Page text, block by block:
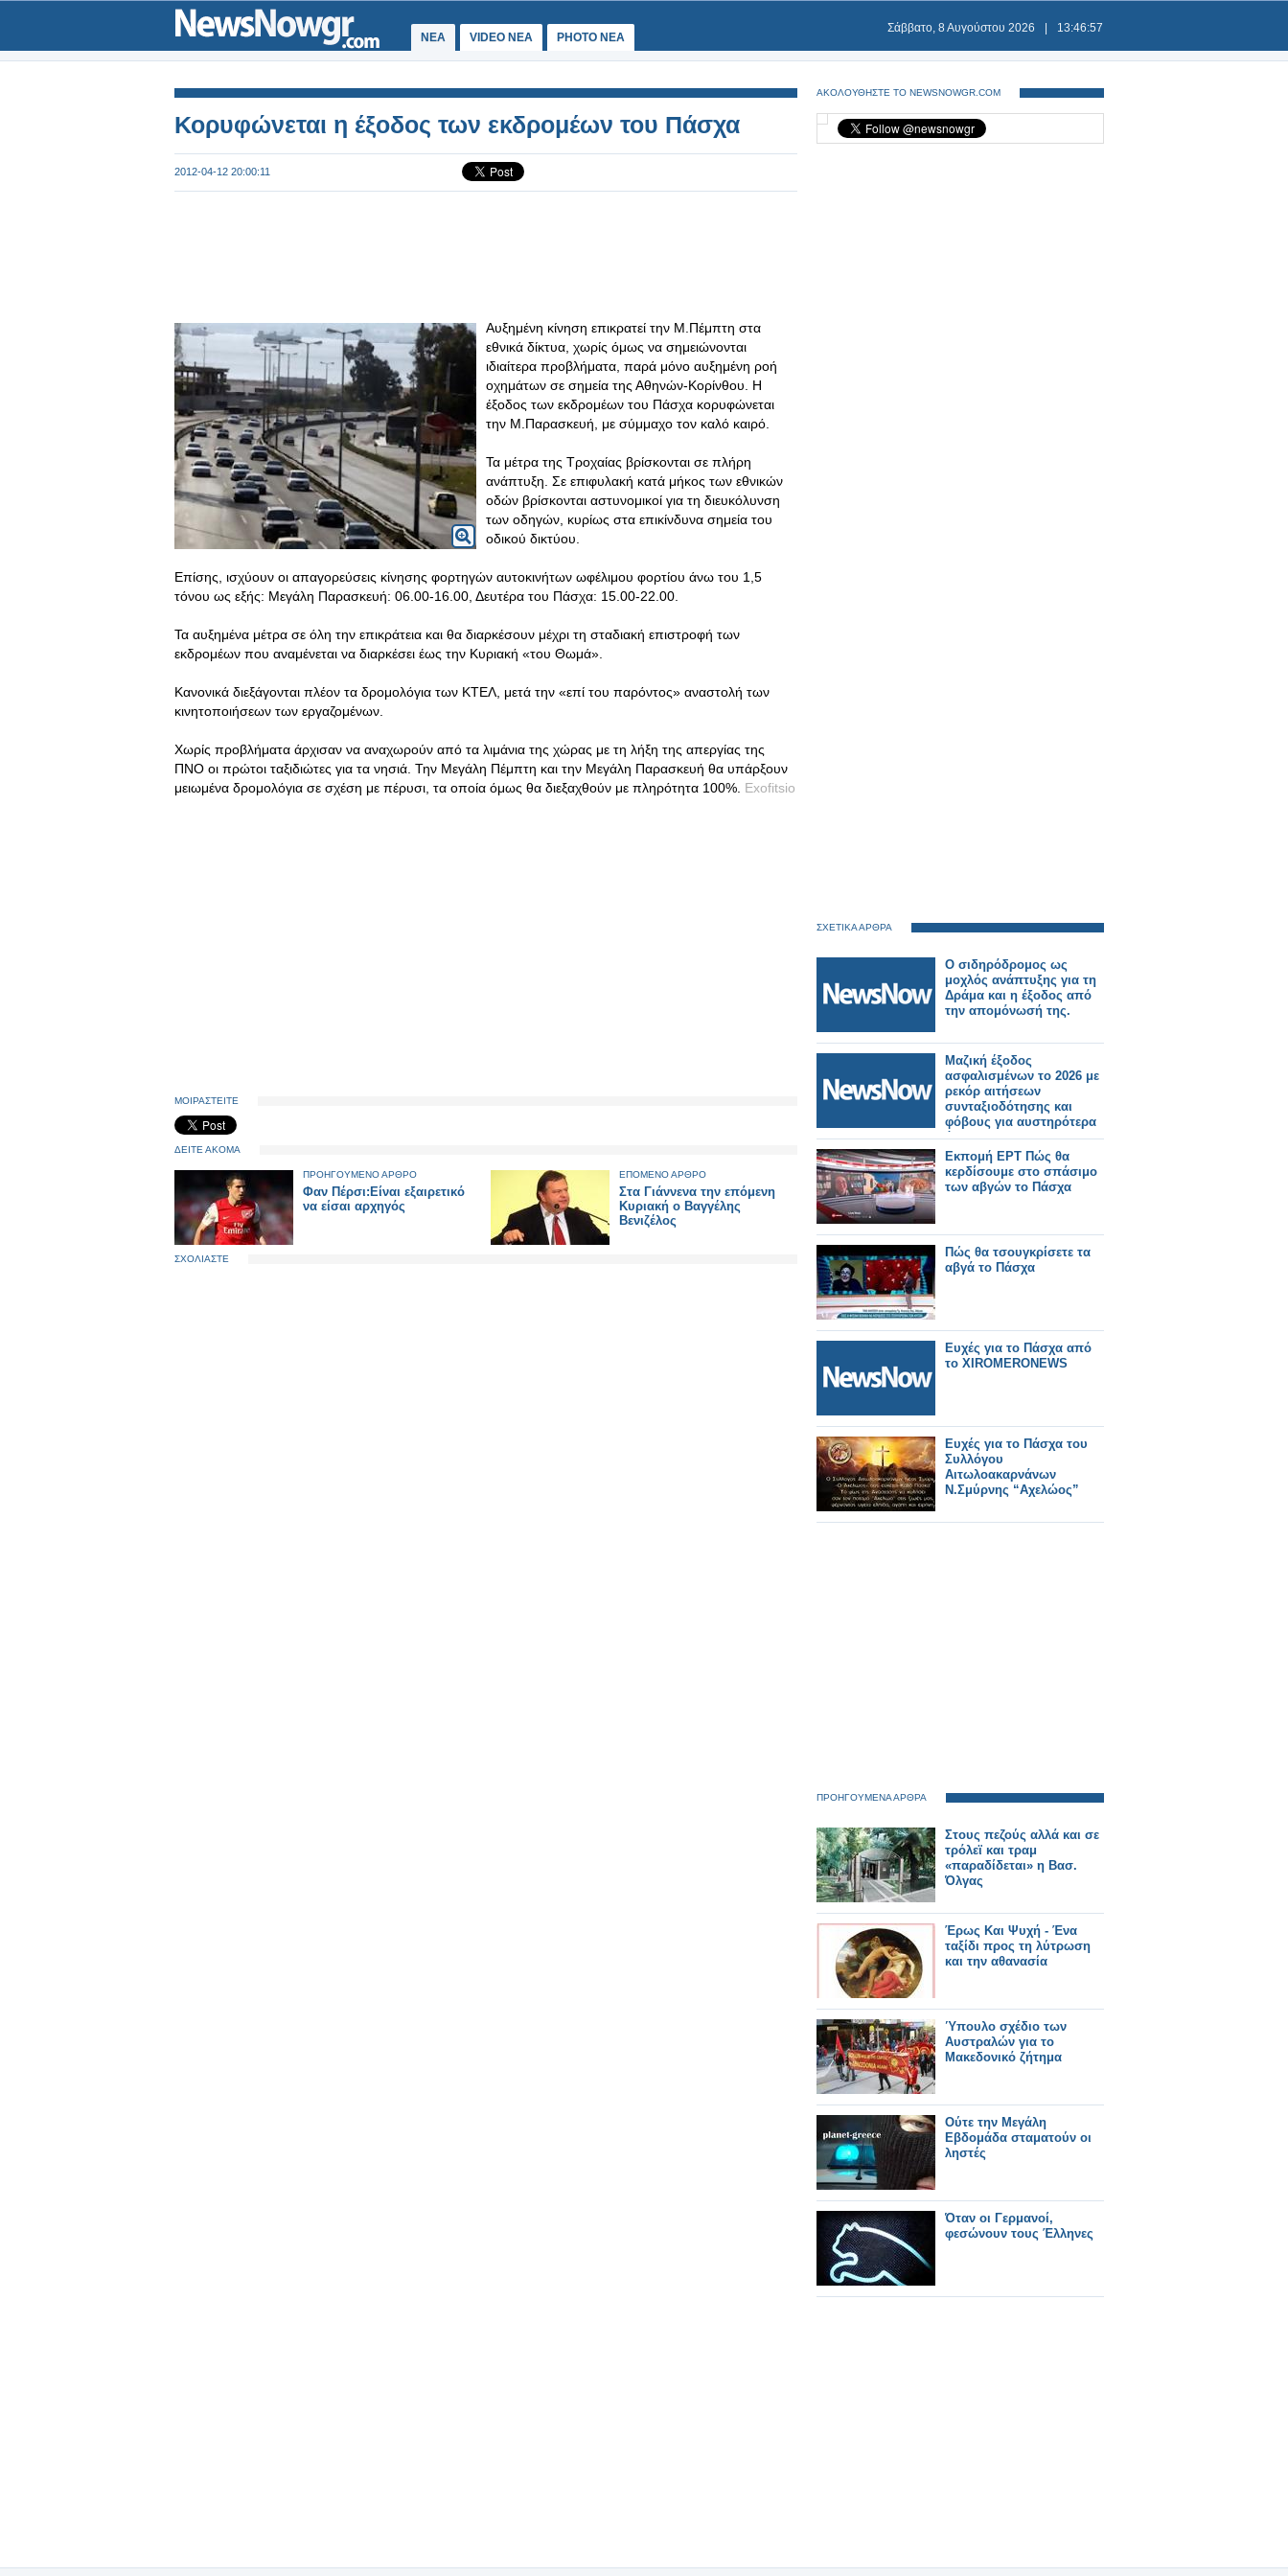
ΝΕΑ VIDEO NEA PHOTO NEA
Σάββατο, 8 Αυγούστου 2026 13:46:57
Κορυφώνεται η έξοδος των εκδρομέων του Πάσχα
2012-04-12 20:00:11
Αυξημένη κίνηση επικρατεί την Μ.Πέμπτη στα
εθνικά δίκτυα, χωρίς όμως να σημειώνονται
ιδιαίτερα προβλήματα, παρά μόνο αυξημένη ροή
οχημάτων σε σημεία της Αθηνών-Κορίνθου. Η
έξοδος των εκδρομέων του Πάσχα κορυφώνεται
την Μ.Παρασκευή, με σύμμαχο τον καλό καιρό.
Τα μέτρα της Τροχαίας βρίσκονται σε πλήρη
ανάπτυξη. Σε επιφυλακή κατά μήκος των εθνικών
οδών βρίσκονται αστυνομικοί για τη διευκόλυνση
των οδηγών, κυρίως στα επικίνδυνα σημεία του
οδικού δικτύου.
Επίσης, ισχύουν οι απαγορεύσεις κίνησης φορτηγών αυτοκινήτων ωφέλιμου φορτίου άνω του 1,5
τόνου ως εξής: Μεγάλη Παρασκευή: 06.00-16.00, Δευτέρα του Πάσχα: 15.00-22.00.
Τα αυξημένα μέτρα σε όλη την επικράτεια και θα διαρκέσουν μέχρι τη σταδιακή επιστροφή των
εκδρομέων που αναμένεται να διαρκέσει έως την Κυριακή «του Θωμά».
Κανονικά διεξάγονται πλέον τα δρομολόγια των ΚΤΕΛ, μετά την «επί του παρόντος» αναστολή των
κινητοποιήσεων των εργαζομένων.
Χωρίς προβλήματα άρχισαν να αναχωρούν από τα λιμάνια της χώρας με τη λήξη της απεργίας της
ΠΝΟ οι πρώτοι ταξιδιώτες για τα νησιά. Την Μεγάλη Πέμπτη και την Μεγάλη Παρασκευή θα υπάρξουν
μειωμένα δρομολόγια σε σχέση με πέρυσι, τα οποία όμως θα διεξαχθούν με πληρότητα 100%. Exofitsio
ΜΟΙΡΑΣΤΕΙΤΕ
ΔΕΙΤΕ ΑΚΟΜΑ
ΠΡΟΗΓΟΥΜΕΝΟ ΑΡΘΡΟ
Φαν Πέρσι:Είναι εξαιρετικό
να είσαι αρχηγός
ΕΠΟΜΕΝΟ ΑΡΘΡΟ
Στα Γιάννενα την επόμενη
Κυριακή ο Βαγγέλης
Βενιζέλος
ΣΧΟΛΙΑΣΤΕ
ΑΚΟΛΟΥΘΗΣΤΕ ΤΟ NEWSNOWGR.COM
ΣΧΕΤΙΚΑ ΑΡΘΡΑ
Ο σιδηρόδρομος ως
μοχλός ανάπτυξης για τη
Δράμα και η έξοδος από
την απομόνωσή της.
Μαζική έξοδος
ασφαλισμένων το 2026 με
ρεκόρ αιτήσεων
συνταξιοδότησης και
φόβους για αυστηρότερα
όρια.
Εκπομή ΕΡΤ Πώς θα
κερδίσουμε στο σπάσιμο
των αβγών το Πάσχα
Πώς θα τσουγκρίσετε τα
αβγά το Πάσχα
Ευχές για το Πάσχα από
το XIROMERONEWS
Ευχές για το Πάσχα του
Συλλόγου
Αιτωλοακαρνάνων
Ν.Σμύρνης “Αχελώος”
ΠΡΟΗΓΟΥΜΕΝΑ ΑΡΘΡΑ
Στους πεζούς αλλά και σε
τρόλεϊ και τραμ
«παραδίδεται» η Βασ.
Όλγας
Έρως Και Ψυχή - Ένα
ταξίδι προς τη λύτρωση
και την αθανασία
Ύπουλο σχέδιο των
Αυστραλών για το
Μακεδονικό ζήτημα
Ούτε την Μεγάλη
Εβδομάδα σταματούν οι
ληστές
Όταν οι Γερμανοί,
φεσώνουν τους Έλληνες